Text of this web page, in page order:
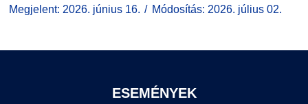
Megjelent: 2026. június 16. Módosítás: 2026. július 02.
ESEMÉNYEK